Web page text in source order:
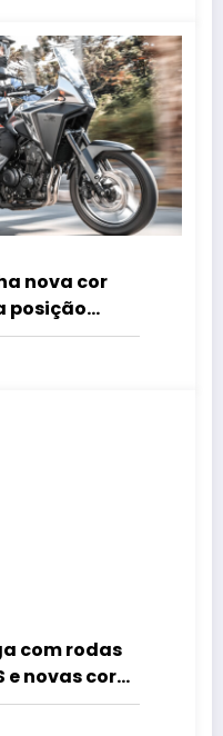
nova cor
posição
versáteis
com rodas
novas cores